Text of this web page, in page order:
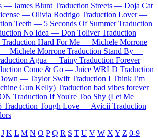
— James Blunt Traduction Streets — Doja Cat
— Olivia Rodrigo Traduction Lover —
Teeth — 5 Seconds Of Summer Traduction
No Idea — Don Toliver Traduction
Traduction Hard For Me — Michele Morrone
— Michele Morrone Traduction Stand By —
Agua — Tainy Traduction Forever
Come & Go — Juice WRLD Traduction
— Taylor Swift Traduction I Think I’m
Gun Kelly) Traduction bad vibes forever
Traduction If You're Too Shy (Let Me
Traduction Tough Love — Avicii Traduction
J K L M N O P Q R S T U V W X Y Z 0-9